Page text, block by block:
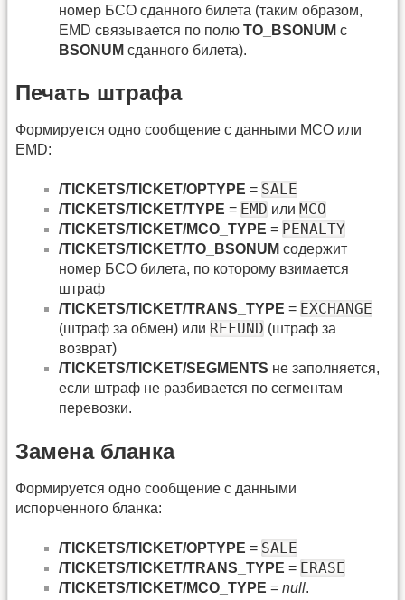
номер БСО сданного билета (таким образом,
EMD связывается по полю TO_BSONUM с
BSONUM сданного билета).
Печать штрафа
Формируется одно сообщение с данными МСО или
EMD:
/TICKETS/TICKET/OPTYPE = SALE
/TICKETS/TICKET/TYPE = EMD или MCO
/TICKETS/TICKET/MCO_TYPE = PENALTY
/TICKETS/TICKET/TO_BSONUM содержит
номер БСО билета, по которому взимается
штраф
/TICKETS/TICKET/TRANS_TYPE = EXCHANGE
(штраф за обмен) или REFUND (штраф за
возврат)
/TICKETS/TICKET/SEGMENTS не заполняется,
если штраф не разбивается по сегментам
перевозки.
Замена бланка
Формируется одно сообщение с данными
испорченного бланка:
/TICKETS/TICKET/OPTYPE = SALE
/TICKETS/TICKET/TRANS_TYPE = ERASE
/TICKETS/TICKET/MCO_TYPE = null.